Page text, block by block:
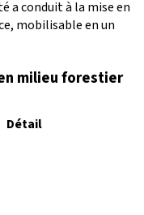
a conduit à la mise en
mobilisable en un
milieu forestier
Détail